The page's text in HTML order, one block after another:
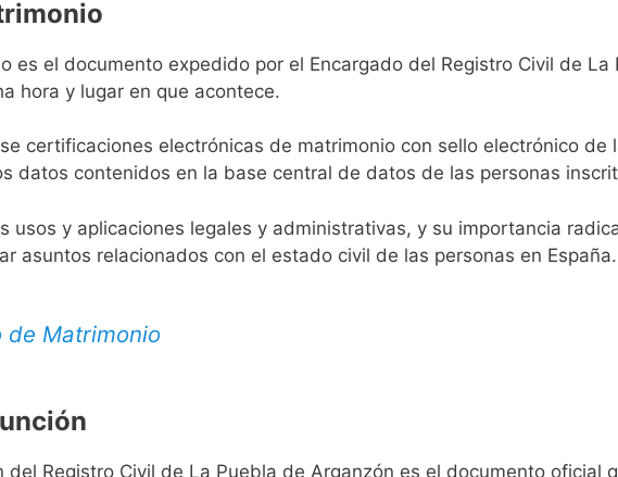
es el documento expedido por el Encargado del Registro Civil de
hora y lugar en que acontece.
certificaciones electrónicas de matrimonio con sello electrónico
datos contenidos en la base central de datos de las personas
usos y aplicaciones legales y administrativas, y su importancia
asuntos relacionados con el estado civil de las personas en España.
Matrimonio
Registro Civil de La Puebla de Arganzón es el documento oficial